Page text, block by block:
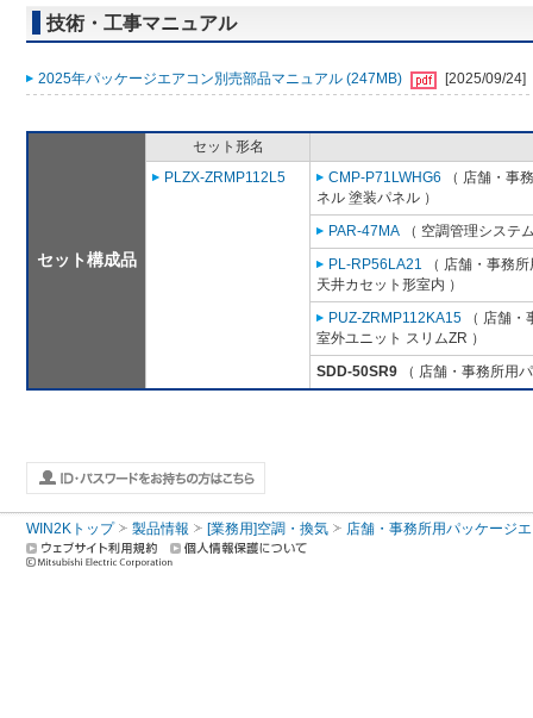
技術・工事マニュアル
2025年パッケージエアコン別売部品マニュアル (247MB) [2025/09/24]
セット構成品
セット形名
PLZX-ZRMP112L5
CMP-P71LWHG6 （ 店舗・事
ネル 塗装パネル ）
PAR-47MA （ 空調管理システ
PL-RP56LA21 （ 店舗・事務
天井カセット形室内 ）
PUZ-ZRMP112KA15 （ 店舗
室外ユニット スリムZR ）
SDD-50SR9 （ 店舗・事務所用
WIN2Kトップ 製品情報 [業務用]空調・換気 店舗・事務所用パッケージ